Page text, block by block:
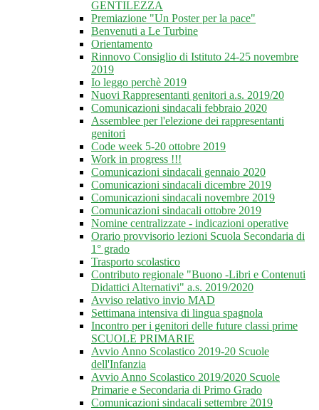
GENTILEZZA
Premiazione "Un Poster per la pace"
Benvenuti a Le Turbine
Orientamento
Rinnovo Consiglio di Istituto 24-25 novembre
2019
Io leggo perchè 2019
Nuovi Rappresentanti genitori a.s. 2019/20
Comunicazioni sindacali febbraio 2020
Assemblee per l'elezione dei rappresentanti
genitori
Code week 5-20 ottobre 2019
Work in progress !!!
Comunicazioni sindacali gennaio 2020
Comunicazioni sindacali dicembre 2019
Comunicazioni sindacali novembre 2019
Comunicazioni sindacali ottobre 2019
Nomine centralizzate - indicazioni operative
Orario provvisorio lezioni Scuola Secondaria di
1° grado
Trasporto scolastico
Contributo regionale "Buono -Libri e Contenuti
Didattici Alternativi" a.s. 2019/2020
Avviso relativo invio MAD
Settimana intensiva di lingua spagnola
Incontro per i genitori delle future classi prime
SCUOLE PRIMARIE
Avvio Anno Scolastico 2019-20 Scuole
dell'Infanzia
Avvio Anno Scolastico 2019/2020 Scuole
Primarie e Secondaria di Primo Grado
Comunicazioni sindacali settembre 2019